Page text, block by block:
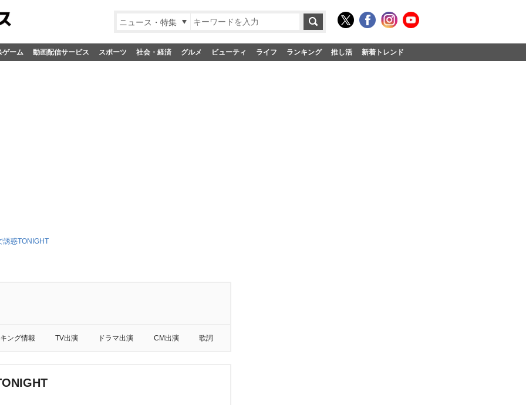
ニュース・特集
ゲーム 動画配信サービス スポーツ 社会・経済 グルメ ビューティ ライフ ランキング 推し活 新着トレンド
誘惑TONIGHT
ング情報 TV出演 ドラマ出演 CM出演 歌詞